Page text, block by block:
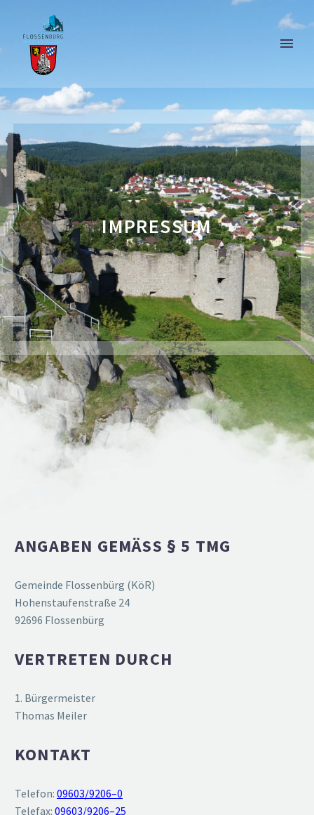
IMPRESSUM
ANGABEN GEMÄSS § 5 TMG
Gemeinde Flossenbürg (KöR)
Hohen­stau­fen­straße 24
92696 Flossenbürg
VERTRETEN DURCH
1. Bürger­meister
Thomas Meiler
KONTAKT
Telefon: 09603/9206–0
Telefax: 09603/9206–25